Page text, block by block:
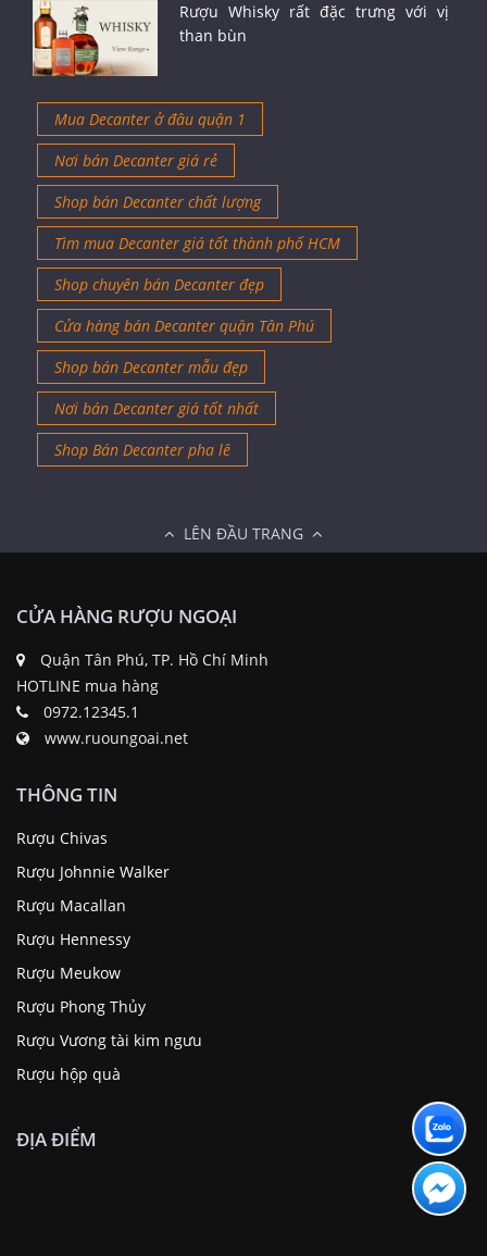
Rượu Whisky rất đặc trưng với vị
than bùn
Mua Decanter ở đâu quận 1
Nơi bán Decanter giá rẻ
Shop bán Decanter chất lượng
Tìm mua Decanter giá tốt thành phố HCM
Shop chuyên bán Decanter đẹp
Cửa hàng bán Decanter quận Tân Phú
Shop bán Decanter mẫu đẹp
Nơi bán Decanter giá tốt nhất
Shop Bán Decanter pha lê
LÊN ĐẦU TRANG
CỬA HÀNG RƯỢU NGOẠI
Quận Tân Phú, TP. Hồ Chí Minh
HOTLINE mua hàng
0972.12345.1
www.ruoungoai.net
THÔNG TIN
Rượu Chivas
Rượu Johnnie Walker
Rượu Macallan
Rượu Hennessy
Rượu Meukow
Rượu Phong Thủy
Rượu Vương tài kim ngưu
Rượu hộp quà
ĐỊA ĐIỂM